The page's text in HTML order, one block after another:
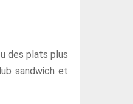
des plats plus
sandwich et